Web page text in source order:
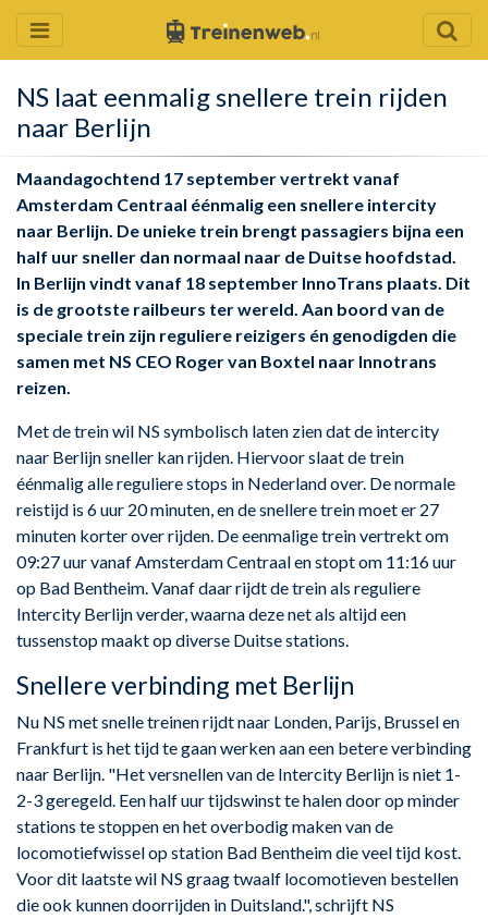
NS laat eenmalig snellere trein rijden
naar Berlijn
Maandagochtend 17 september vertrekt vanaf
Amsterdam Centraal éénmalig een snellere intercity
naar Berlijn. De unieke trein brengt passagiers bijna een
half uur sneller dan normaal naar de Duitse hoofdstad.
In Berlijn vindt vanaf 18 september InnoTrans plaats. Dit
is de grootste railbeurs ter wereld. Aan boord van de
speciale trein zijn reguliere reizigers én genodigden die
samen met NS CEO Roger van Boxtel naar Innotrans
reizen.
Met de trein wil NS symbolisch laten zien dat de intercity
naar Berlijn sneller kan rijden. Hiervoor slaat de trein
éénmalig alle reguliere stops in Nederland over. De normale
reistijd is 6 uur 20 minuten, en de snellere trein moet er 27
minuten korter over rijden. De eenmalige trein vertrekt om
09:27 uur vanaf Amsterdam Centraal en stopt om 11:16 uur
op Bad Bentheim. Vanaf daar rijdt de trein als reguliere
Intercity Berlijn verder, waarna deze net als altijd een
tussenstop maakt op diverse Duitse stations.
Snellere verbinding met Berlijn
Nu NS met snelle treinen rijdt naar Londen, Parijs, Brussel en
Frankfurt is het tijd te gaan werken aan een betere verbinding
naar Berlijn. "Het versnellen van de Intercity Berlijn is niet 1-
2-3 geregeld. Een half uur tijdswinst te halen door op minder
stations te stoppen en het overbodig maken van de
locomotiefwissel op station Bad Bentheim die veel tijd kost.
Voor dit laatste wil NS graag twaalf locomotieven bestellen
die ook kunnen doorrijden in Duitsland.", schrijft NS